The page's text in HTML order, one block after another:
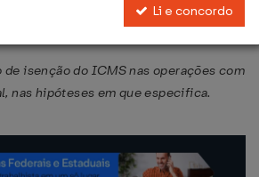
isenção do ICMS nas operações com
nas hipóteses em que especifica.
Li e concordo